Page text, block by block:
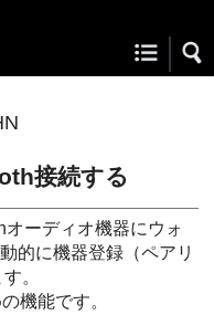
接続する
ーディオ機器にウォ
的に機器登録（ペアリ
。
機能です。